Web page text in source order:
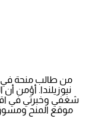
من طالب منحة في
نيوزيلندا. أؤمن أن
شغفي وخبرتي في
موقع المنح